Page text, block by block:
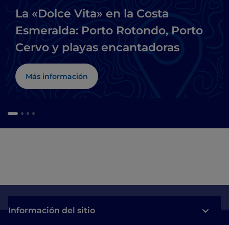
La «Dolce Vita» en la Costa
Esmeralda: Porto Rotondo, Porto
Cervo y playas encantadoras
Más información
Información del sitio